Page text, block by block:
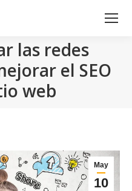
las redes
el SEO
web
May
10